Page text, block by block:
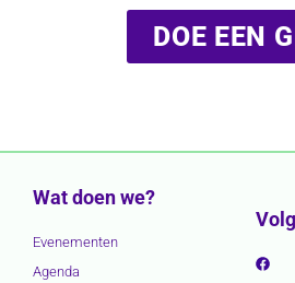
DOE EEN
Wat doen we?
Evenementen
Agenda